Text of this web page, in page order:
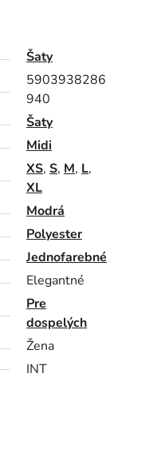
Šaty
5903938286
940
Šaty
Midi
XS,S, M, L,
XL
Modrá
Polyester
Jednofarebné
Elegantné
Pre
dospelých
Žena
INT